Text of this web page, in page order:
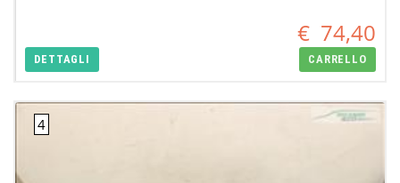
€ 74,40
DETTAGLI CARRELLO